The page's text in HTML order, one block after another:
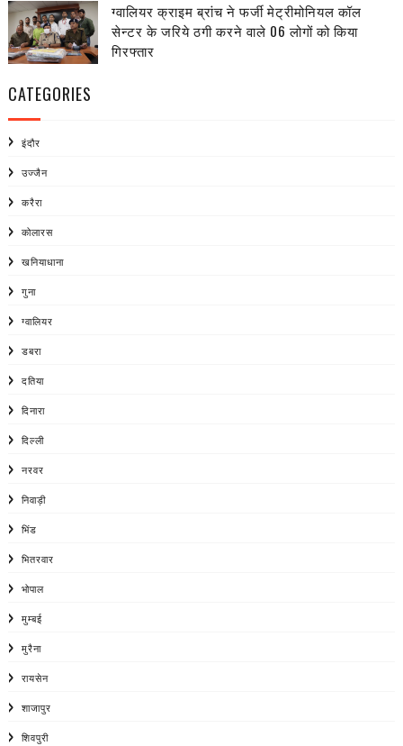
ग्वालियर क्राइम ब्रांच ने फर्जी मेट्रीमोनियल कॉल
सेन्टर के जरिये ठगी करने वाले 06 लोगों को किया
गिरफ्तार
CATEGORIES
इंदौर
उज्जैन
करैरा
कोलारस
खनियाधाना
गुना
ग्वालियर
डबरा
दतिया
दिनारा
दिल्ली
नरवर
निवाड़ी
भिंड
भितरवार
भोपाल
मुम्बई
मुरैना
रायसेन
शाजापुर
शिवपुरी